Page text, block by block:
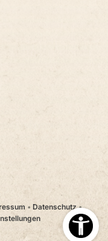
• Datenschutz•